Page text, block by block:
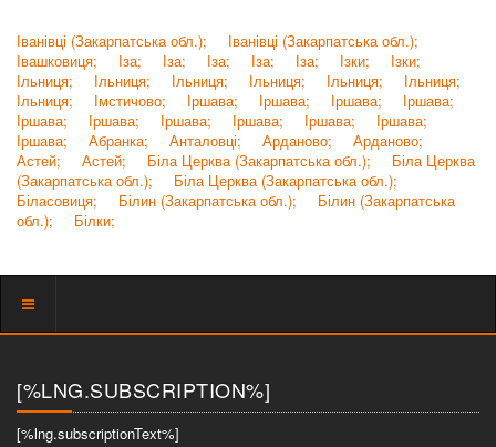
Іванівці (Закарпатська обл.);
Іванівці (Закарпатська обл.);
Івашковиця;
Іза; Іза; Іза; Іза; Іза; Ізки;
Ізки;
Ільниця;
Ільниця; Ільниця; Ільниця; Ільниця;
Ільниця;
Ільниця;
Імстичово; Іршава; Іршава; Іршава;
Іршава;
Іршава;
Іршава; Іршава; Іршава; Іршава;
Іршава;
Іршава;
Абранка; Анталовці; Арданово;
Арданово;
Астей;
Астей; Біла Церква (Закарпатська обл.);
Біла Церква
(Закарпатська обл.);
Біла Церква (Закарпатська обл.);
Біласовиця;
Білин (Закарпатська обл.);
Білин (Закарпатська
обл.);
Білки;
Показать
[%LNG.SUBSCRIPTION%]
[%lng.subscriptionText%]